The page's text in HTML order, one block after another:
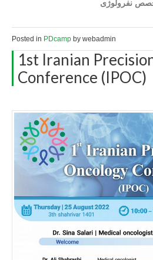
نفرولوژی
Posted in PDcamp by webadmin
1st Iranian
Conference (IPOC)